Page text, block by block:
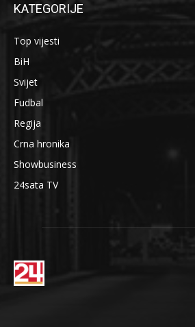
KATEGORIJE
Top vijesti
BiH
Svijet
Fudbal
Regija
Crna hronika
Showbusiness
24sata TV